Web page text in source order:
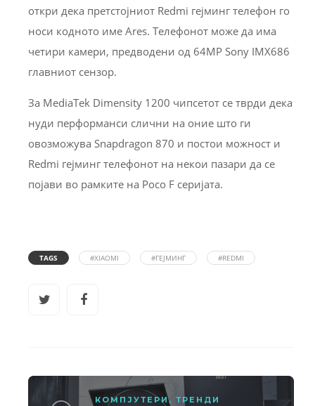
откри дека претстојниот Redmi гејминг телефон го
носи кодното име Ares. Телефонот може да има
четири камери, предводени од 64MP Sony IMX686
главниот сензор.
За MediaTek Dimensity 1200 чипсетот се тврди дека
нуди перформанси слични на оние што ги
овозможува Snapdragon 870 и постои можност и
Redmi гејминг телефонот на некои пазари да се
појави во рамките на Poco F серијата.
TAGS #XIAOMI #ГЕЈМИНГ #REDMI
КОМПЈУТЕРИ, ТРЕНДИ